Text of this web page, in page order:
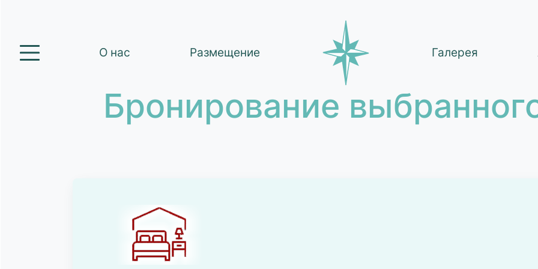
О нас Размещение Галерея
Бронирование